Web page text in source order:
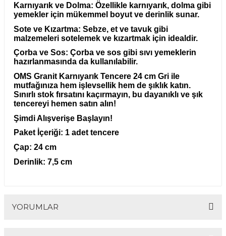
Karnıyarık ve Dolma: Özellikle karnıyarık, dolma gibi
yemekler için mükemmel boyut ve derinlik sunar.
Sote ve Kızartma: Sebze, et ve tavuk gibi
malzemeleri sotelemek ve kızartmak için idealdir.
Çorba ve Sos: Çorba ve sos gibi sıvı yemeklerin
hazırlanmasında da kullanılabilir.
OMS Granit Karnıyarık Tencere 24 cm Gri ile
mutfağınıza hem işlevsellik hem de şıklık katın.
Sınırlı stok fırsatını kaçırmayın, bu dayanıklı ve şık
tencereyi hemen satın alın!
Şimdi Alışverişe Başlayın!
Paket İçeriği: 1 adet tencere
Çap: 24 cm
Derinlik: 7,5 cm
YORUMLAR